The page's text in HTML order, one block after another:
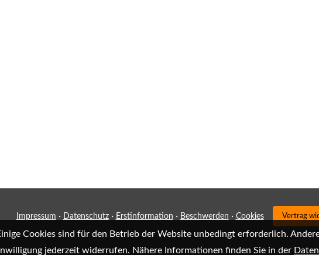
Impressum · Datenschutz· Erstinformation · Beschwerden · Cookies Vertrag
Cookies sind für den Betrieb der Website unbedingt erforderlich.
jederzeit widerrufen. Nähere Informationen finden Sie in der